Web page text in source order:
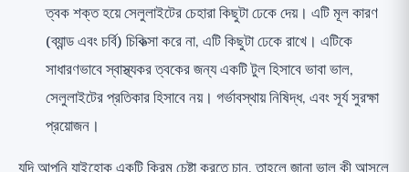
ত্বক শক্ত হয়ে সেলুলাইটের চেহারা কিছুটা ঢেকে দেয়। এটি মূল কারণ
(ব্যান্ড এবং চর্বি) চিকিত্সা করে না, এটি কিছুটা ঢেকে রাখে। এটিকে
সাধারণভাবে স্বাস্থ্যকর ত্বকের জন্য একটি টুল হিসাবে ভাবা ভাল,
সেলুলাইটের প্রতিকার হিসাবে নয়। গর্ভাবস্থায় নিষিদ্ধ, এবং সূর্য সুরক্ষা
প্রয়োজন।